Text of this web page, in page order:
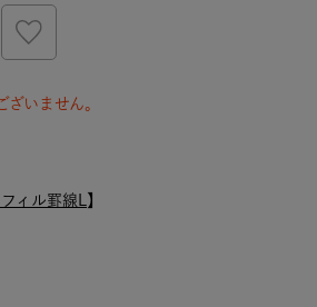
いません。
ィル罫線L 】